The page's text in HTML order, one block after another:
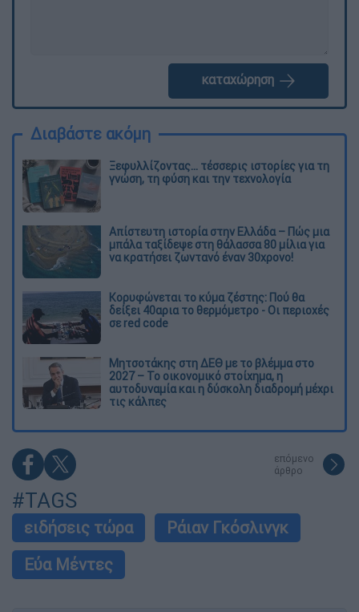
καταχώρηση
Διαβάστε ακόμη
Ξεφυλλίζοντας... τέσσερις ιστορίες για τη
γνώση, τη φύση και την τεχνολογία
Απίστευτη ιστορία στην Ελλάδα – Πώς μια
μπάλα ταξίδεψε στη θάλασσα 80 μίλια για
να κρατήσει ζωντανό έναν 30χρονο!
Κορυφώνεται το κύμα ζέστης: Πού θα
δείξει 40αρια το θερμόμετρο - Οι περιοχές
σε red code
Μητσοτάκης στη ΔΕΘ με το βλέμμα στο
2027 – Το οικονομικό στοίχημα, η
αυτοδυναμία και η δύσκολη διαδρομή μέχρι
τις κάλπες
επόμενο
άρθρο
#TAGS
ειδήσεις τώρα
Ράιαν Γκόσλινγκ
Εύα Μέντες